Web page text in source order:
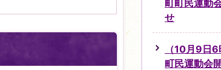
町町民運動
せ
（10月9日
町民運動会